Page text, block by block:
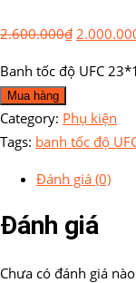
2.600.000₫
Banh tốc độ UFC
Mua hàng
Category: Phụ kiện
Tags: banh tốc độ
Đánh giá (0)
Đánh giá
Chưa có đánh giá